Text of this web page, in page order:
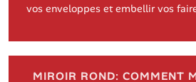
vos enveloppes et embellir vos
MIROIR ROND: COMMENT